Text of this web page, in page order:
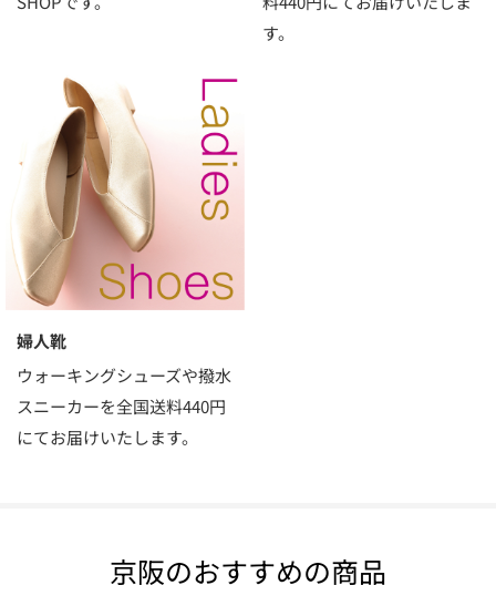
す。
婦人靴
ウォーキングシューズや撥水
スニーカーを全国送料440円
にてお届けいたします。
京阪のおすすめの商品